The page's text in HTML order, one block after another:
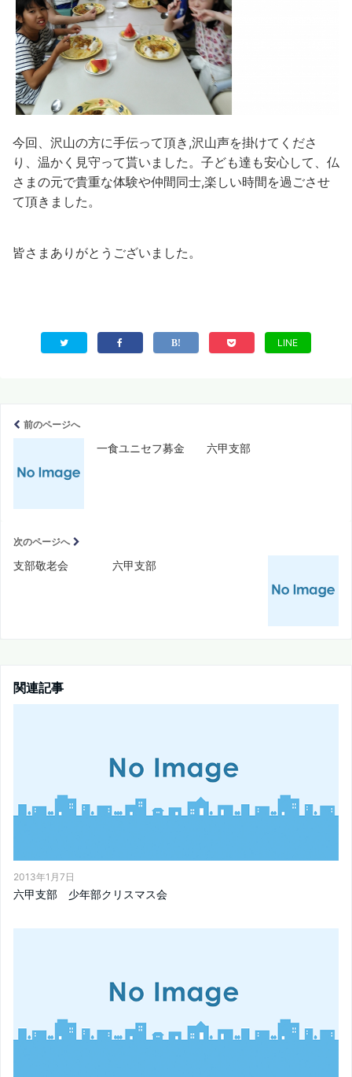
今回、沢山の方に手伝って頂き,沢山声を掛けてくださ
り、温かく見守って貰いました。子ども達も安心して、仏
さまの元で貴重な体験や仲間同士,楽しい時間を過ごさせ
て頂きました。
皆さまありがとうございました。
LINE
前のページへ
一食ユニセフ募金 六甲支部
次のページへ
支部敬老会 六甲支部
関連記事
2013年1月7日
六甲支部 少年部クリスマス会